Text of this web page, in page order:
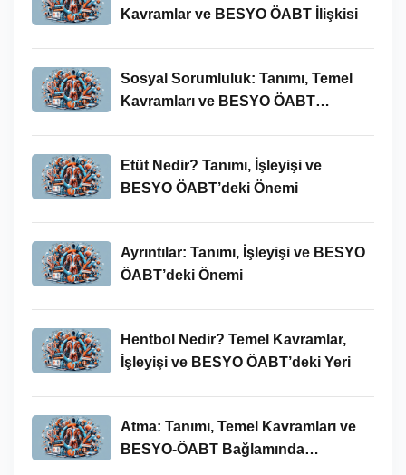
Kavramlar ve BESYO ÖABT İlişkisi
Sosyal Sorumluluk: Tanımı, Temel
Kavramları ve BESYO ÖABT
Etüt Nedir? Tanımı, İşleyişi ve
BESYO ÖABT’deki Önemi
Ayrıntılar: Tanımı, İşleyişi ve BESYO
ÖABT’deki Önemi
Hentbol Nedir? Temel Kavramlar,
İşleyişi ve BESYO ÖABT’deki Yeri
Atma: Tanımı, Temel Kavramları ve
BESYO-ÖABT Bağlamında